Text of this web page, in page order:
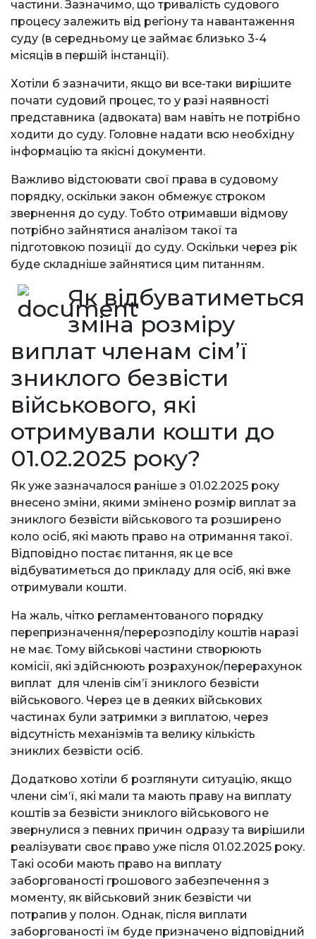
частини. Зазначимо, що тривалість судового
процесу залежить від регіону та навантаження
суду (в середньому це займає близько 3-4
місяців в першій інстанції).
Хотіли б зазначити, якщо ви все-таки вирішите
почати судовий процес, то у разі наявності
представника (адвоката) вам навіть не потрібно
ходити до суду. Головне надати всю необхідну
інформацію та якісні документи.
Важливо відстоювати свої права в судовому
порядку, оскільки закон обмежує строком
звернення до суду. Тобто отримавши відмову
потрібно зайнятися аналізом такої та
підготовкою позиції до суду. Оскільки через рік
буде складніше зайнятися цим питанням.
Як відбуватиметься
зміна розміру
виплат членам сім’ї
зниклого безвісти
військового, які
отримували кошти до
01.02.2025 року?
Як уже зазначалося раніше з 01.02.2025 року
внесено зміни, якими змінено розмір виплат за
зниклого безвісти військового та розширено
коло осіб, які мають право на отримання такої.
Відповідно постає питання, як це все
відбуватиметься до прикладу для осіб, які вже
отримували кошти.
На жаль, чітко регламентованого порядку
перепризначення/перерозподілу коштів наразі
не має. Тому військові частини створюють
комісії, які здійснюють розрахунок/перерахунок
виплат для членів сім’ї зниклого безвісти
військового. Через це в деяких військових
частинах були затримки з виплатою, через
відсутність механізмів та велику кількість
зниклих безвісти осіб.
Додатково хотіли б розглянути ситуацію, якщо
члени сім’ї, які мали та мають праву на виплату
коштів за безвісти зниклого військового не
звернулися з певних причин одразу та вирішили
реалізувати своє право уже після 01.02.2025 року.
Такі особи мають право на виплату
заборгованості грошового забезпечення з
моменту, як військовий зник безвісти чи
потрапив у полон. Однак, після виплати
заборгованості їм буде призначено відповідний